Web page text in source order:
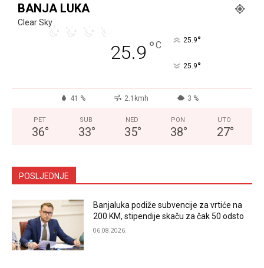
BANJA LUKA
Clear Sky
25.9 °C 25.9°
25.9°
41 % 2.1kmh 3 %
PET
36°
SUB
33°
NED
35°
PON
38°
UTO
27°
POSLJEDNJE
Banjaluka podiže subvencije za vrtiće na
200 KM, stipendije skaču za čak 50 odsto
06.08.2026.